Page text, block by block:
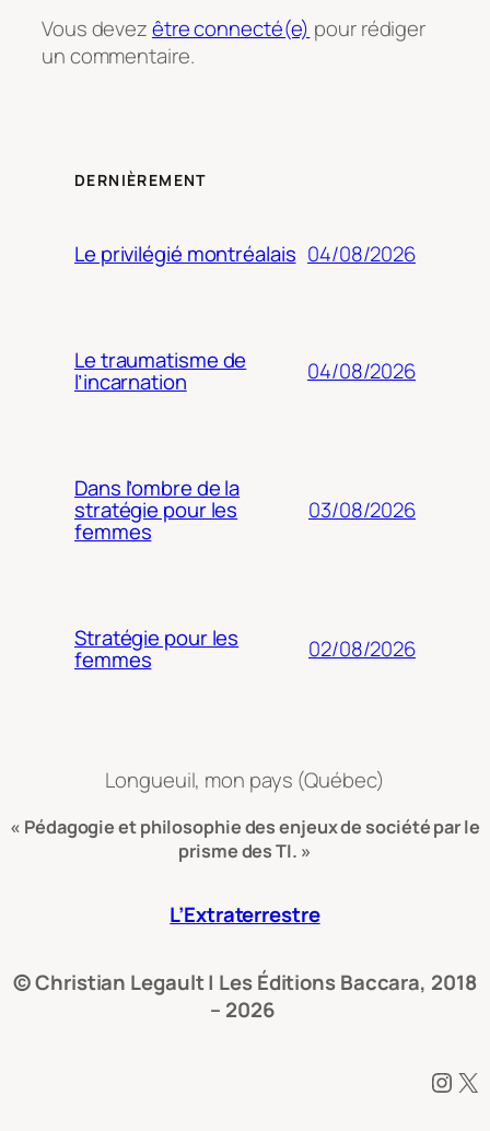
Vous devezêtre connecté(e) pour rédiger
un commentaire.
DERNIÈREMENT
Le privilégié montréalais 04/08/2026
Le traumatisme de
l’incarnation 04/08/2026
Dans l’ombre de la
stratégie pour les
femmes
03/08/2026
Stratégie pour les
femmes 02/08/2026
Longueuil, mon pays (Québec)
« Pédagogie et philosophie des enjeux de société par le
prisme des TI. »
L’Extraterrestre
© Christian Legault | Les Éditions Baccara, 2018
– 2026
Instagram X